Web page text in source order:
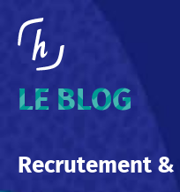
LE BLOG
Recrutement &